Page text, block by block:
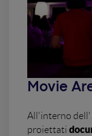
Movie
All'interno dell'
proiettati